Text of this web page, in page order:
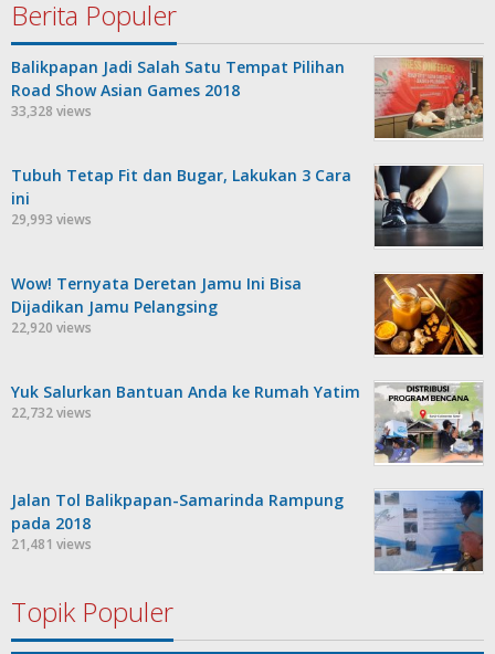
Berita Populer
Balikpapan Jadi Salah Satu Tempat Pilihan
Road Show Asian Games 2018
33,328 views
Tubuh Tetap Fit dan Bugar, Lakukan 3 Cara
ini
29,993 views
Wow! Ternyata Deretan Jamu Ini Bisa
Dijadikan Jamu Pelangsing
22,920 views
Yuk Salurkan Bantuan Anda ke Rumah Yatim
22,732 views
Jalan Tol Balikpapan-Samarinda Rampung
pada 2018
21,481 views
Topik Populer